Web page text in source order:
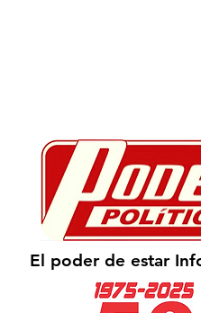
El poder de estar